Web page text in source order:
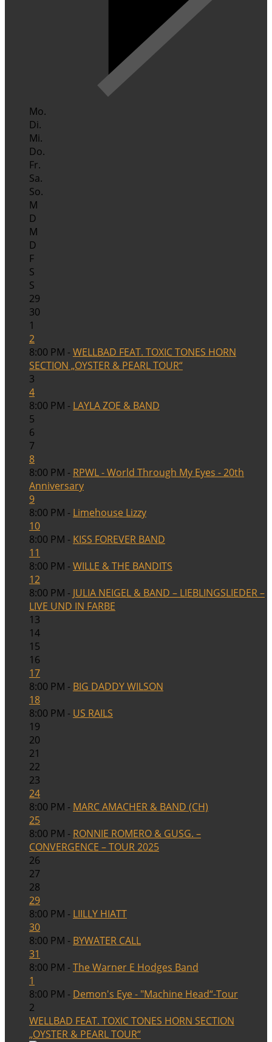
Mo.
Di.
Mi.
Do.
Fr.
Sa.
So.
M
D
M
D
F
S
S
29
30
1
2
8:00 PM -WELLBAD FEAT. TOXIC TONES HORN
SECTION „OYSTER & PEARL TOUR“
3
4
8:00 PM - LAYLA ZOE & BAND
5
6
7
8
8:00 PM - RPWL - World Through My Eyes - 20th
Anniversary
9
8:00 PM - Limehouse Lizzy
10
8:00 PM - KISS FOREVER BAND
11
8:00 PM -WILLE & THE BANDITS
12
8:00 PM - JULIA NEIGEL & BAND – LIEBLINGSLIEDER –
LIVE UND IN FARBE
13
14
15
16
17
8:00 PM - BIG DADDY WILSON
18
8:00 PM - US RAILS
19
20
21
22
23
24
8:00 PM - MARC AMACHER & BAND (CH)
25
8:00 PM - RONNIE ROMERO & GUSG. –
CONVERGENCE – TOUR 2025
26
27
28
29
8:00 PM - LIILLY HIATT
30
8:00 PM - BYWATER CALL
31
8:00 PM -The Warner E Hodges Band
1
8:00 PM - Demon's Eye - "Machine Head“-Tour
2
WELLBAD FEAT. TOXIC TONES HORN SECTION
„OYSTER & PEARL TOUR“